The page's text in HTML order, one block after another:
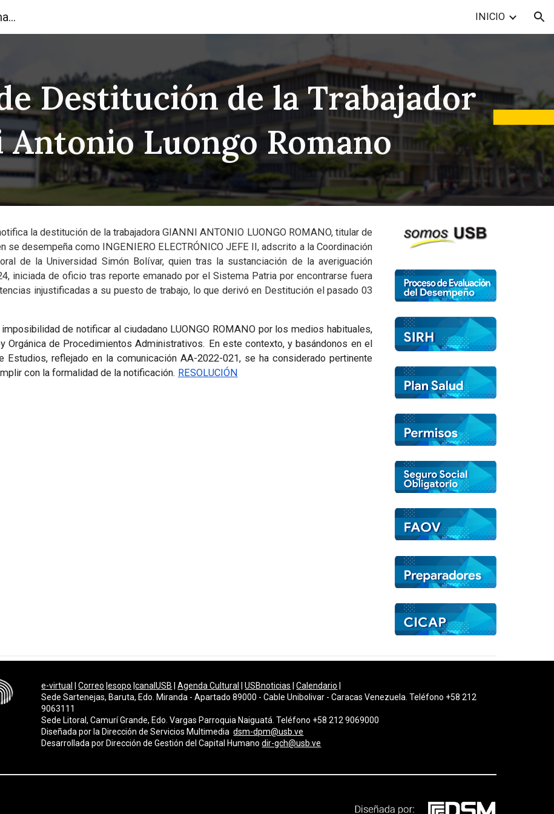
Skip to main content
Dirección de Gestión del Capital Humano INICIO
Destitución de la Trabajador
Antonio Luongo Romano
la destitución de la trabajadoraGIANNI ANTONIO LUONGO ROMANO, titular de
se desempeña como INGENIERO ELECTRÓNICO JEFE II, adscrito a la Coordinación
de la Universidad Simón Bolívar, quien tras la sustanciación de la averiguación
iniciada de oficio tras reporte emanado por el Sistema Patria por encontrarse fuera
injustificadas a su puesto de trabajo, lo que derivó en Destitución el pasado 03
de notificar al ciudadano LUONGO ROMANO por los medios habituales,
de Procedimientos Administrativos. En este contexto, y basándonos en el
Estudios, reflejado en la comunicación AA-2022-021, se ha considerado pertinente
con la formalidad de la notificación. RESOLUCIÓN
e-virtual |Correo |esopo |canalUSB |Agenda Cultural |USBnoticias |Calendario
Sede Sartenejas, Baruta, Edo. Miranda - Apartado 89000 - Cable Unibolivar - Caracas Venezuela. Teléfono +58 212
9063111
Sede Litoral, Camurí Grande, Edo. Vargas Parroquia Naiguatá. Teléfono +58 212 9069000
Diseñada por la Dirección de Servicios Multimediadsm-dpm@usb.ve
Desarrollada por Dirección de Gestión del Capital Humano dir-gch@usb.ve